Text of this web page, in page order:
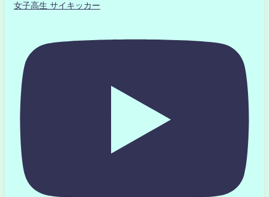
女子高生 サイキッカー